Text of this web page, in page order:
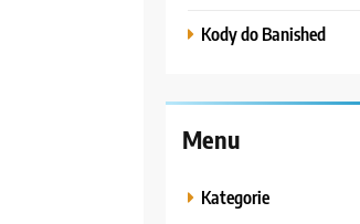
Kody do Banished
Menu
Kategorie